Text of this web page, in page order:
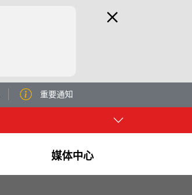
重要通知
媒体中心